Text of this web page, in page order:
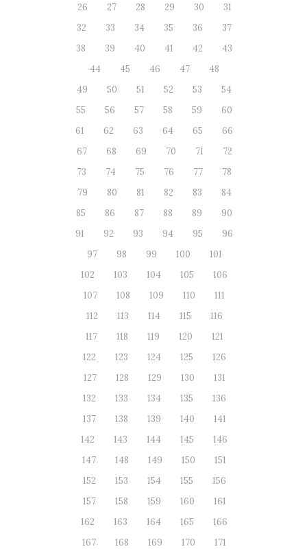
26
27 28 29 30
31
32
33 34 35 36
37
38
39 40 41 42
43
44
45 46 47
48
49
50 51 52 53
54
55
56 57 58 59
60
61
62 63 64 65
66
67
68 69 70 71
72
73
74 75 76 77
78
79
80 81 82 83
84
85
86 87 88 89
90
91
92 93 94 95
96
97
98 99 100
101
102
103 104 105
106
107
108 109 110
111
112
113 114 115
116
117
118 119 120
121
122
123 124 125
126
127
128 129 130
131
132
133 134 135
136
137
138 139 140
141
142
143 144 145
146
147
148 149 150
151
152
153 154 155
156
157
158 159 160
161
162
163 164 165
166
167
168 169 170
171